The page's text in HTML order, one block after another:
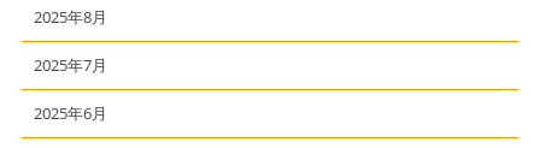
2025年8月
2025年7月
2025年6月